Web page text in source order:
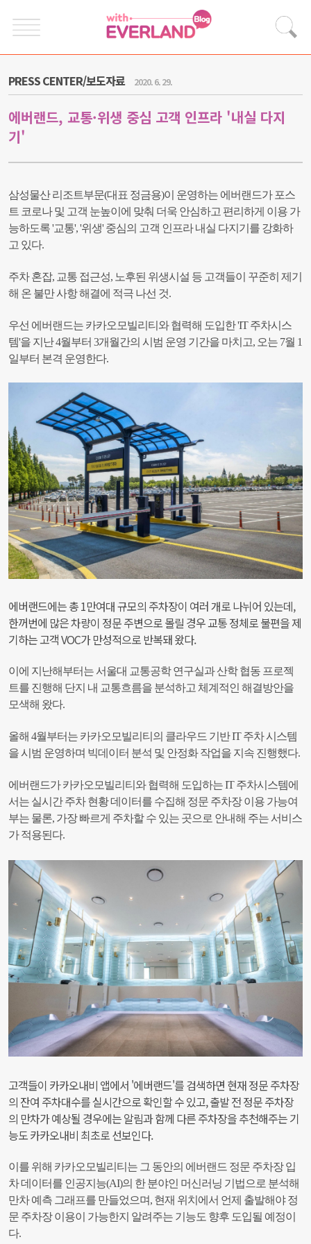
PRESS CENTER/보도자료 2020. 6. 29.
에버랜드, 교통·위생 중심 고객 인프라 '내실 다지
기'
삼성물산 리조트부문(대표 정금용)이 운영하는 에버랜드가 포스
트 코로나 및 고객 눈높이에 맞춰 더욱 안심하고 편리하게 이용 가
능하도록 '교통', '위생' 중심의 고객 인프라 내실 다지기를 강화하
고 있다.
주차 혼잡, 교통 접근성, 노후된 위생시설 등 고객들이 꾸준히 제기
해 온 불만 사항 해결에 적극 나선 것.
우선 에버랜드는 카카오모빌리티와 협력해 도입한 'IT 주차시스
템'을 지난 4월부터 3개월간의 시범 운영 기간을 마치고, 오는 7월 1
일부터 본격 운영한다.
에버랜드에는 총 1만여대 규모의 주차장이 여러 개로 나뉘어 있는데,
한꺼번에 많은 차량이 정문 주변으로 몰릴 경우 교통 정체로 불편을 제
기하는 고객 VOC가 만성적으로 반복돼 왔다.
이에 지난해부터는 서울대 교통공학 연구실과 산학 협동 프로젝
트를 진행해 단지 내 교통흐름을 분석하고 체계적인 해결방안을
모색해 왔다.
올해 4월부터는 카카오모빌리티의 클라우드 기반 IT 주차 시스템
을 시범 운영하며 빅데이터 분석 및 안정화 작업을 지속 진행했다.
에버랜드가 카카오모빌리티와 협력해 도입하는 IT 주차시스템에
서는 실시간 주차 현황 데이터를 수집해 정문 주차장 이용 가능여
부는 물론, 가장 빠르게 주차할 수 있는 곳으로 안내해 주는 서비스
가 적용된다.
고객들이 카카오내비 앱에서 '에버랜드'를 검색하면 현재 정문 주차장
의 잔여 주차대수를 실시간으로 확인할 수 있고, 출발 전 정문 주차장
의 만차가 예상될 경우에는 알림과 함께 다른 주차장을 추천해주는 기
능도 카카오내비 최초로 선보인다.
이를 위해 카카오모빌리티는 그 동안의 에버랜드 정문 주차장 입
차 데이터를 인공지능(AI)의 한 분야인 머신러닝 기법으로 분석해
만차 예측 그래프를 만들었으며, 현재 위치에서 언제 출발해야 정
문 주차장 이용이 가능한지 알려주는 기능도 향후 도입될 예정이
다.